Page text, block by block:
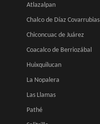
Atlazalpan
Chalco de Díaz Covarrubias
Chiconcuac de Juárez
Coacalco de Berriozábal
Huixquilucan
La Nopalera
Las Llamas
Pathé